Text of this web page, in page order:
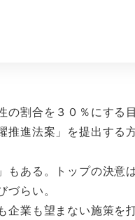
の割合を３０％にする
推進法案」を提出する
もある。トップの決意
らい。
企業も望まない施策を